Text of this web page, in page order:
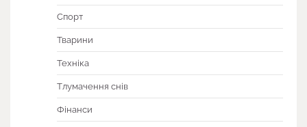
Спорт
Тварини
Техніка
Тлумачення снів
Фінанси